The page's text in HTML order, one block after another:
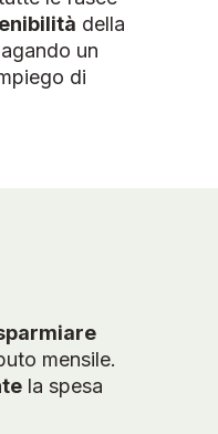
della
un
di
mensile.
la spesa